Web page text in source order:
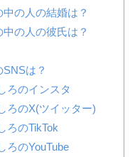
の人の結婚は？
の人の彼氏は？
は？
ろのインスタ
ろのX(ツイッター)
ろのTikTok
ろのYouTube